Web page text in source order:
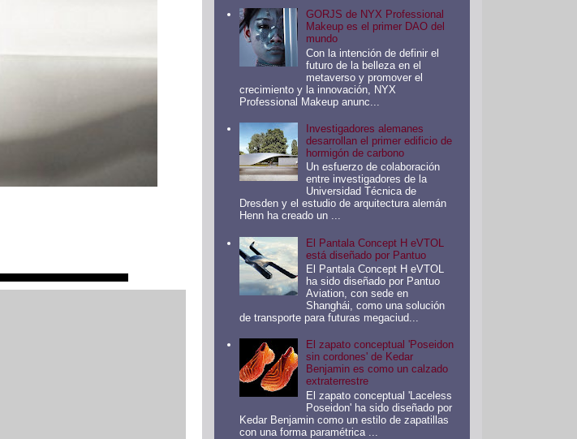
GORJS de NYX Professional
Makeup es el primer DAO del
mundo
Con la intención de definir el
futuro de la belleza en el
metaverso y promover el
crecimiento y la innovación, NYX
Professional Makeup anunc...
Investigadores alemanes
desarrollan el primer edificio de
hormigón de carbono
Un esfuerzo de colaboración
entre investigadores de la
Universidad Técnica de
Dresden y el estudio de arquitectura alemán
Henn ha creado un ...
El Pantala Concept H eVTOL
está diseñado por Pantuo
El Pantala Concept H eVTOL
ha sido diseñado por Pantuo
Aviation, con sede en
Shanghái, como una solución
de transporte para futuras megaciud...
El zapato conceptual 'Poseidon
sin cordones' de Kedar
Benjamin es como un calzado
extraterrestre
El zapato conceptual 'Laceless
Poseidon' ha sido diseñado por
Kedar Benjamin como un estilo de zapatillas
con una forma paramétrica ...